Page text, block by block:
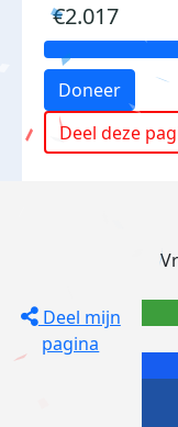
€2.017
Doneer
Deel deze
Deel mijn
pagina